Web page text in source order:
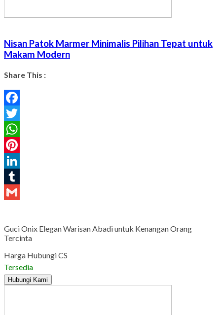
Nisan Patok Marmer Minimalis Pilihan Tepat untuk
Makam Modern
Share This :
Facebook
Twitter
WhatsApp
Pinterest
LinkedIn
Tumblr
Guci Onix Elegan Warisan Abadi untuk Kenangan Orang
Tercinta
Harga Hubungi CS
Tersedia
Hubungi Kami